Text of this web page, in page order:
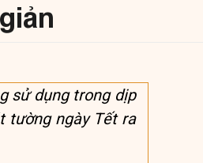
sử dụng trong dịp
tường ngày Tết ra